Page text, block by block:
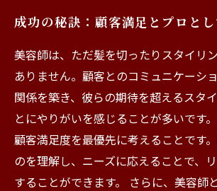
成功の秘訣：顧客満足とプロと
美容師は、ただ髪を切ったりスタイリ
ありません。顧客とのコミュニケーシ
関係を築き、彼らの期待を超えるスタ
とにやりがいを感じることが多いです
顧客満足度を最優先に考えることです
のを理解し、ニーズに応えることで、
することができます。 さらに、美容師